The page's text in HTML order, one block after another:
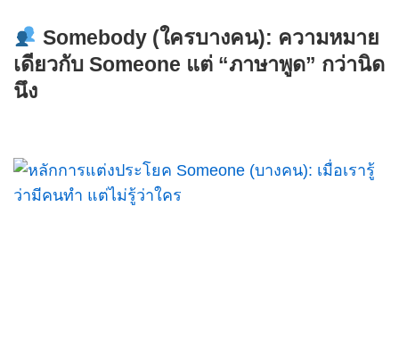
Somebody (ใครบางคน): ความหมาย
เดียวกับ Someone แต่ “ภาษาพูด” กว่านิด
นึง